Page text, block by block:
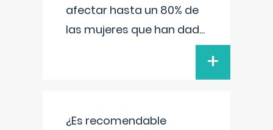
afectar hasta un 80% de
las mujeres que han dad...
+
¿Es recomendable